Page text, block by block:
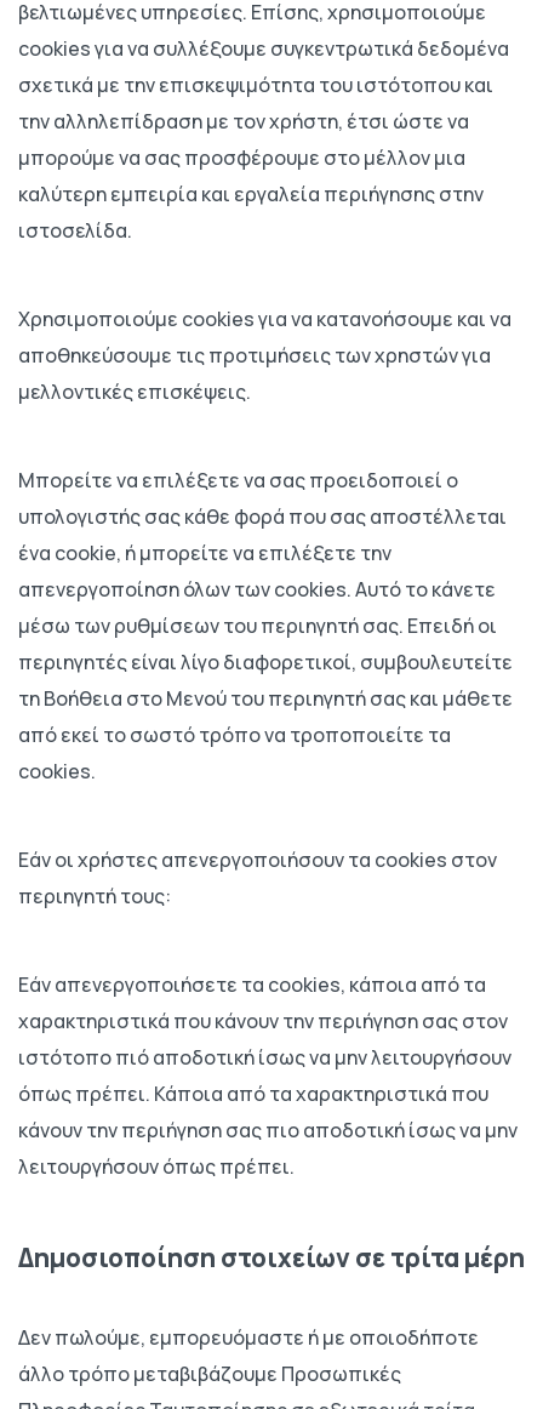
βελτιωμένες υπηρεσίες. Επίσης, χρησιμοποιούμε
cookies για να συλλέξουμε συγκεντρωτικά δεδομένα
σχετικά με την επισκεψιμότητα του ιστότοπου και
την αλληλεπίδραση με τον χρήστη, έτσι ώστε να
μπορούμε να σας προσφέρουμε στο μέλλον μια
καλύτερη εμπειρία και εργαλεία περιήγησης στην
ιστοσελίδα.
Χρησιμοποιούμε cookies για να κατανοήσουμε και να
αποθηκεύσουμε τις προτιμήσεις των χρηστών για
μελλοντικές επισκέψεις.
Μπορείτε να επιλέξετε να σας προειδοποιεί ο
υπολογιστής σας κάθε φορά που σας αποστέλλεται
ένα cookie, ή μπορείτε να επιλέξετε την
απενεργοποίηση όλων των cookies. Αυτό το κάνετε
μέσω των ρυθμίσεων του περιηγητή σας. Επειδή οι
περιηγητές είναι λίγο διαφορετικοί, συμβουλευτείτε
τη Βοήθεια στο Μενού του περιηγητή σας και μάθετε
από εκεί το σωστό τρόπο να τροποποιείτε τα
cookies.
Εάν οι χρήστες απενεργοποιήσουν τα cookies στον
περιηγητή τους:
Εάν απενεργοποιήσετε τα cookies, κάποια από τα
χαρακτηριστικά που κάνουν την περιήγηση σας στον
ιστότοπο πιό αποδοτική ίσως να μην λειτουργήσουν
όπως πρέπει. Κάποια από τα χαρακτηριστικά που
κάνουν την περιήγηση σας πιο αποδοτική ίσως να μην
λειτουργήσουν όπως πρέπει.
Δημοσιοποίηση στοιχείων σε τρίτα μέρη
Δεν πωλούμε, εμπορευόμαστε ή με οποιοδήποτε
άλλο τρόπο μεταβιβάζουμε Προσωπικές